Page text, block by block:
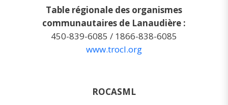
Table régionale des organismes
communautaires de Lanaudière :
450-839-6085 / 1866-838-6085
www.trocl.org
ROCASML